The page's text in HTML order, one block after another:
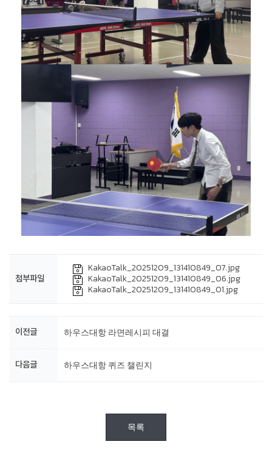
첨부파일
KakaoTalk_20251209_131410849_07.jpg
KakaoTalk_20251209_131410849_06.jpg
KakaoTalk_20251209_131410849_01.jpg
이전글 하우스대항 라면레시피 대결
다음글 하우스대항 퀴즈 챌린지
목록